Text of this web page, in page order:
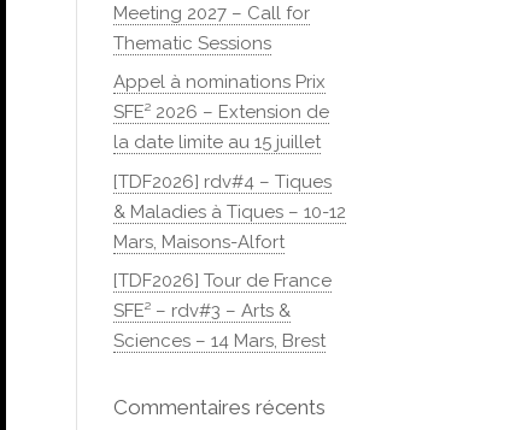
Meeting 2027 – Call for
Thematic Sessions
Appel à nominations Prix
SFE² 2026 – Extension de
la date limite au 15 juillet
[TDF2026] rdv#4 – Tiques
& Maladies à Tiques – 10-12
Mars, Maisons-Alfort
[TDF2026] Tour de France
SFE² – rdv#3 – Arts &
Sciences – 14 Mars, Brest
Commentaires récents